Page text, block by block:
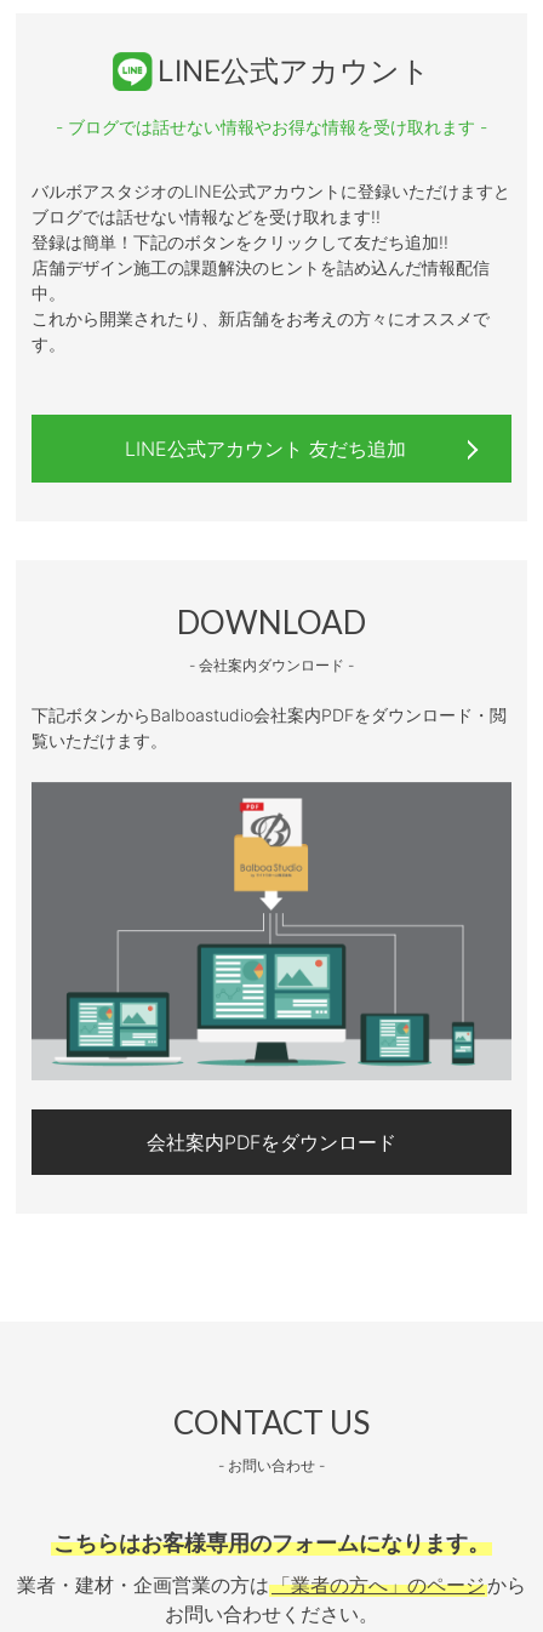
LINE公式アカウント
- ブログでは話せない情報やお得な情報を受け取れます -
バルボアスタジオのLINE公式アカウントに登録いただけますと
ブログでは話せない情報などを受け取れます!!
登録は簡単！下記のボタンをクリックして友だち追加!!
店舗デザイン施工の課題解決のヒントを詰め込んだ情報配信
中。
これから開業されたり、新店舗をお考えの方々にオススメで
す。
LINE公式アカウント 友だち追加
DOWNLOAD
- 会社案内ダウンロード -
下記ボタンからBalboastudio会社案内PDFをダウンロード・閲
覧いただけます。
会社案内PDFをダウンロード
CONTACT US
- お問い合わせ -
こちらはお客様専用のフォームになります。
業者・建材・企画営業の方は「業者の方へ」のページから
お問い合わせください。